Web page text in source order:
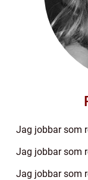
Jag jobbar som
Jag jobbar som
Jag jobbar som